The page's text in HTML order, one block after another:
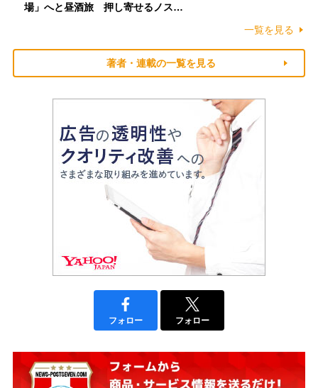
場」へと昼酒旅 押し寄せるノス…
一覧を見る
著者・連載の一覧を見る
フォロー フォロー